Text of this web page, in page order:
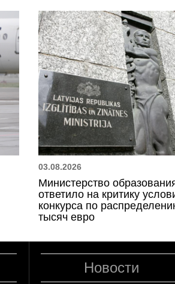
03.08.2026
Министерство
ответило на критику
конкурса по
тысяч евро
Новости